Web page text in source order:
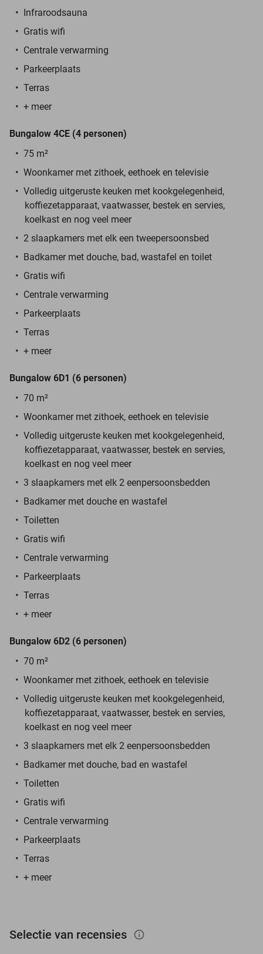
Infraroodsauna
Gratis wifi
Centrale verwarming
Parkeerplaats
Terras
+ meer
Bungalow 4CE (4 personen)
75 m²
Woonkamer met zithoek, eethoek en televisie
Volledig uitgeruste keuken met kookgelegenheid,
koffiezetapparaat, vaatwasser, bestek en servies,
koelkast en nog veel meer
2 slaapkamers met elk een tweepersoonsbed
Badkamer met douche, bad, wastafel en toilet
Gratis wifi
Centrale verwarming
Parkeerplaats
Terras
+ meer
Bungalow 6D1 (6 personen)
70 m²
Woonkamer met zithoek, eethoek en televisie
Volledig uitgeruste keuken met kookgelegenheid,
koffiezetapparaat, vaatwasser, bestek en servies,
koelkast en nog veel meer
3 slaapkamers met elk 2 eenpersoonsbedden
Badkamer met douche en wastafel
Toiletten
Gratis wifi
Centrale verwarming
Parkeerplaats
Terras
+ meer
Bungalow 6D2 (6 personen)
70 m²
Woonkamer met zithoek, eethoek en televisie
Volledig uitgeruste keuken met kookgelegenheid,
koffiezetapparaat, vaatwasser, bestek en servies,
koelkast en nog veel meer
3 slaapkamers met elk 2 eenpersoonsbedden
Badkamer met douche, bad en wastafel
Toiletten
Gratis wifi
Centrale verwarming
Parkeerplaats
Terras
+ meer
Selectie van recensies info_outlined